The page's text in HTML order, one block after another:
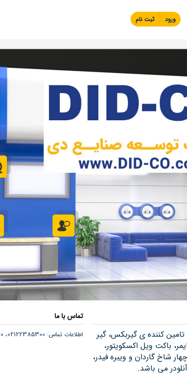
ورود ثبت نام
اطلاعات تماس با ما
ویدئو
کننده ی گیربکس، گیر
باکت ویل اکسکویتور،
شاخ گاردان و ویبره فیدر،
می باشد.
تماس با ما
اطلاعات تماس: 02122385300، 02122385360، 09121545821